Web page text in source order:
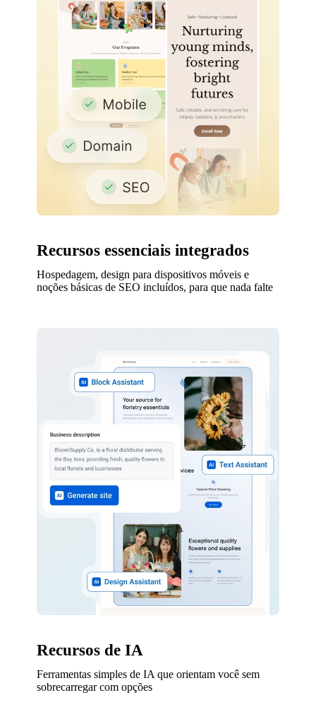
Recursos essenciais integrados
Hospedagem, design para dispositivos móveis e
noções básicas de SEO incluídos, para que nada falte
Recursos de IA
Ferramentas simples de IA que orientam você sem
sobrecarregar com opções